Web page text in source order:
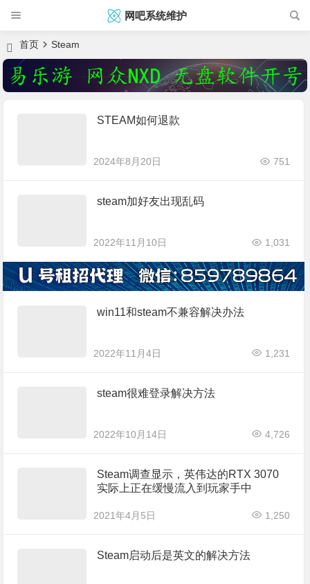
网吧系统维护
首页 Steam
STEAM如何退款
2024年8月20日 751
steam加好友出现乱码
2022年11月10日 1,031
win11和steam不兼容解决办法
2022年11月4日 1,231
steam很难登录解决方法
2022年10月14日 4,726
Steam调查显示，英伟达的RTX 3070
实际上正在缓慢流入到玩家手中
2021年4月5日 1,250
Steam启动后是英文的解决方法